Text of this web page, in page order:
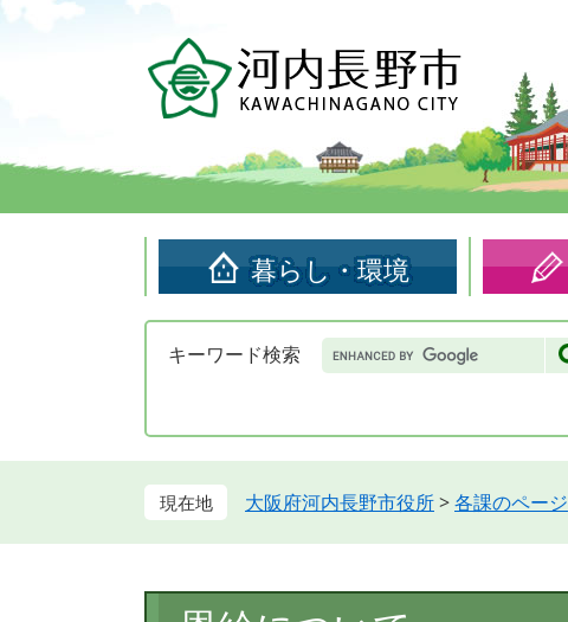
頭
す。
飛
し
暮らし・環境
キーワード検索 Google
カ
検
大阪府河内長野市役所>各課のページ